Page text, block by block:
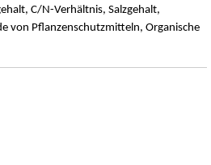
C/N-Verhältnis, Salzgehalt,
von Pflanzenschutzmitteln, Organische